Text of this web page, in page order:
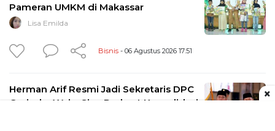
Pameran UMKM di Makassar
Lisa Emilda
Bisnis - 06 Agustus 2026 17:51
Herman Arif Resmi Jadi Sekretaris DPC
Gerindra Wajo, Siap Perkuat Konsolidasi
×